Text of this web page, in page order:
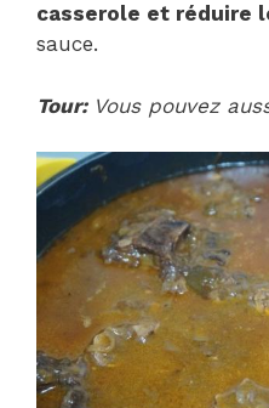
casserole et réduire
sauce.
Tour:Vous pouvez